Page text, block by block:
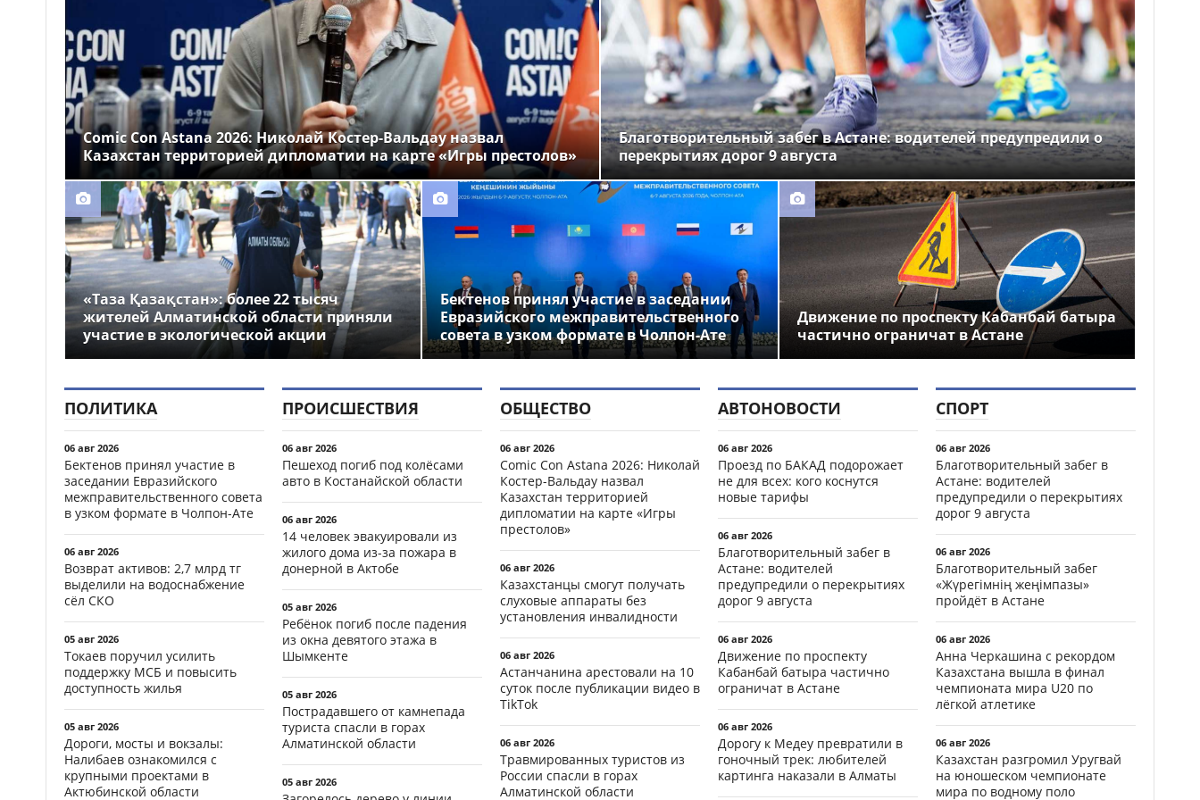
14:00
Более 1 млн тг: кому в
Казахстане предлагали
самые высокие зарплаты
12:55
Стало известно, на
какие специальности
выделили больше всего
грантов в Казахстане
Comic Con Astana 2026: Николай Костер-Вальдау назвал
Казахстан территорией дипломатии на карте «Игры престолов»
Благотворительный забег в Астане: водителей предупредили о
перекрытиях дорог 9 августа
«Таза Қазақстан»: более 22 тысяч
жителей Алматинской области приняли
участие в экологической акции
Бектенов принял участие в заседании
Евразийского межправительственного
совета в узком формате в Чолпон-Ате
Движение по проспекту Кабанбай батыра
частично ограничат в Астане
ПОЛИТИКА
06 авг 2026
Бектенов принял участие в
заседании Евразийского
межправительственного совета
в узком формате в Чолпон-Ате
06 авг 2026
Возврат активов: 2,7 млрд тг
выделили на водоснабжение
сёл СКО
05 авг 2026
Токаев поручил усилить
поддержку МСБ и повысить
доступность жилья
05 авг 2026
Дороги, мосты и вокзалы:
Налибаев ознакомился с
крупными проектами в
Актюбинской области
ПРОИСШЕСТВИЯ
06 авг 2026
Пешеход погиб под колёсами
авто в Костанайской области
06 авг 2026
14 человек эвакуировали из
жилого дома из-за пожара в
донерной в Актобе
05 авг 2026
Ребёнок погиб после падения
из окна девятого этажа в
Шымкенте
05 авг 2026
Пострадавшего от камнепада
туриста спасли в горах
Алматинской области
05 авг 2026
ОБЩЕСТВО
06 авг 2026
Comic Con Astana 2026: Николай
Костер-Вальдау назвал
Казахстан территорией
дипломатии на карте «Игры
престолов»
06 авг 2026
Казахстанцы смогут получать
слуховые аппараты без
установления инвалидности
06 авг 2026
Астанчанина арестовали на 10
суток после публикации видео в
TikTok
06 авг 2026
Травмированных туристов из
России спасли в горах
Алматинской области
АВТОНОВОСТИ
06 авг 2026
Проезд по БАКАД подорожает
не для всех: кого коснутся
новые тарифы
06 авг 2026
Благотворительный забег в
Астане: водителей
предупредили о перекрытиях
дорог 9 августа
06 авг 2026
Движение по проспекту
Кабанбай батыра частично
ограничат в Астане
06 авг 2026
Дорогу к Медеу превратили в
гоночный трек: любителей
картинга наказали в Алматы
СПОРТ
06 авг 2026
Благотворительный забег в
Астане: водителей
предупредили о перекрытиях
дорог 9 августа
06 авг 2026
Благотворительный забег
«Жүрегімнің жеңімпазы»
пройдёт в Астане
06 авг 2026
Анна Черкашина с рекордом
Казахстана вышла в финал
чемпионата мира U20 по
лёгкой атлетике
06 авг 2026
Казахстан разгромил Уругвай
на юношеском чемпионате
мира по водному поло